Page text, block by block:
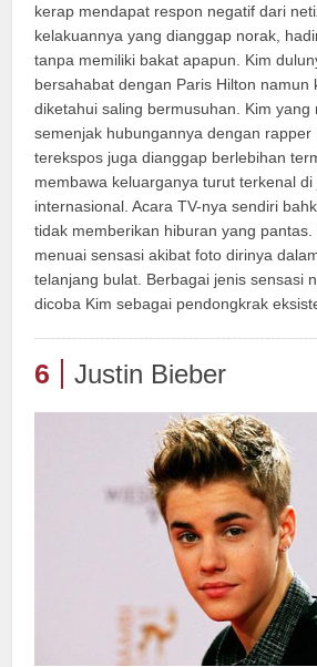
kerap mendapat respon negatif dari
kelakuannya yang dianggap norak,
tanpa memiliki bakat apapun. Kim
bersahabat dengan Paris Hilton namun
diketahui saling bermusuhan. Kim yang
semenjak hubungannya dengan rapper
terekspos juga dianggap berlebihan
membawa keluarganya turut terkenal
internasional. Acara TV-nya sendiri
tidak memberikan hiburan yang
menuai sensasi akibat foto dirinya
telanjang bulat. Berbagai jenis sensasi
dicoba Kim sebagai pendongkrak
6 Justin Bieber